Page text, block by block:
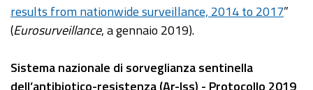
results from nationwide surveillance, 2014 to 2017”
(Eurosurveillance, a gennaio 2019).
Sistema nazionale di sorveglianza sentinella